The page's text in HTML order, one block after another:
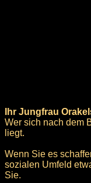
Ihr Jungfrau
Wer sich nach dem
liegt.
Wenn Sie es
sozialen Umfeld
Sie.